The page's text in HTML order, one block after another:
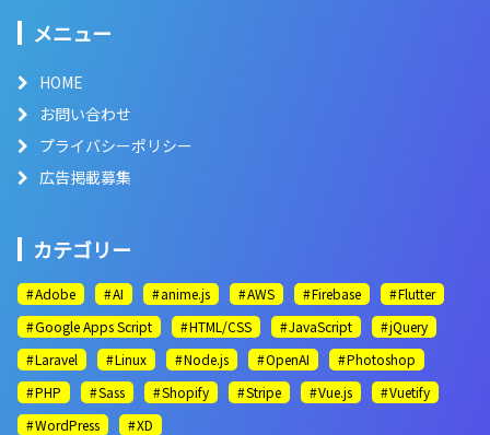
メニュー
HOME
お問い合わせ
プライバシーポリシー
広告掲載募集
カテゴリー
Adobe AI anime.js AWS Firebase
Flutter
Google Apps Script
HTML/CSS JavaScript
jQuery
Laravel
Linux Node.js OpenAI
Photoshop
PHP
Sass Shopify Stripe Vue.js
Vuetify
WordPress
XD